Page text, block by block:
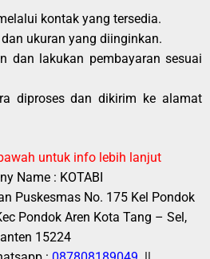
kontak yang tersedia.
ukuran yang diinginkan.
dan lakukan pembayaran sesuai
diproses dan dikirim ke alamat
untuk info lebih lanjut
Name : KOTABI
Puskesmas No. 175 Kel Pondok
Pondok Aren Kota Tang – Sel,
15224